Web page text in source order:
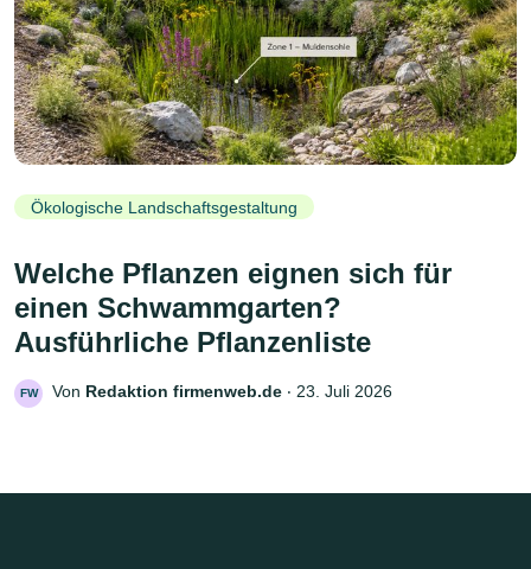
Ökologische Landschaftsgestaltung
Welche Pflanzen eignen sich für
einen Schwammgarten?
Ausführliche Pflanzenliste
FW Von Redaktion firmenweb.de ‧ 23. Juli 2026